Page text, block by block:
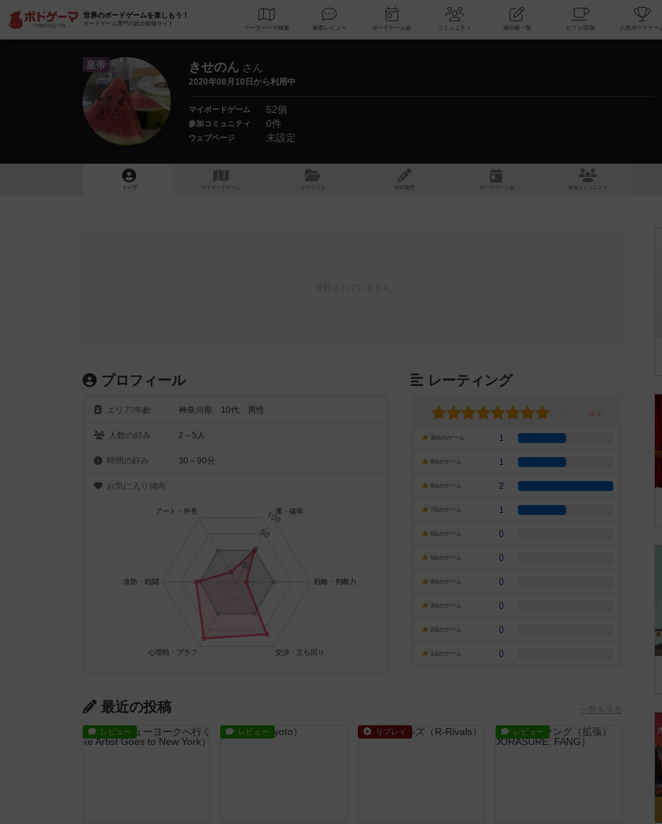
世界のボードゲームを楽しもう！
ボードゲーム専門の総合情報サイト
データベース 検索 新着レビュー ボードゲーム会 コミュニティ 掲示板一覧 カフェ/店舗
皇帝 きせのん さん
2020年08月10日から利用中
マイボードゲーム 52個
参加コミュニティ 0件
ウェブページ 未設定
トップ マイボードゲーム マイリスト 投稿履歴 ボ ドゲ ーム コミュニティ
プロフィール
エリア/年齡 神奈川県 10代 男性
人数の好み 2～5人
時間の好み 30～90分
お気に入り傾向
レーティング
10点のゲーム 1
9点のゲーム 1
8点のゲーム 2
7点のゲーム 1
6点のゲーム 0
5点のゲーム 0
4点のゲーム 0
3点のゲーム 0
2点のゲーム 0
1点のゲーム 0
最近の投稿 一覧を見る
レビュー レビュー リプレイ レビュー